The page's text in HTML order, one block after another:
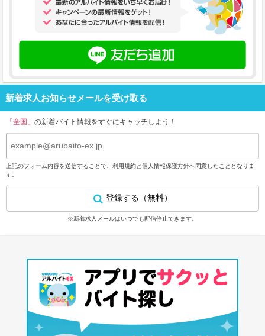
新着求人お知らせメールを受け取る
「全国」 の新着バイト情報をすぐにキャッチしよう！
上記のフォーム内容を送信することで、 利用規約と個人情報保護方針へ同意したこととなりま
す。
登録する（無料）
※新着求人メールはいつでも配信停止できます。